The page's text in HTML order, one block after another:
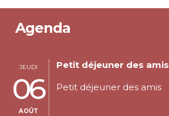
Agenda
JEUDI
06
AOÛT
Petit déjeuner des amis
Petit déjeuner des amis